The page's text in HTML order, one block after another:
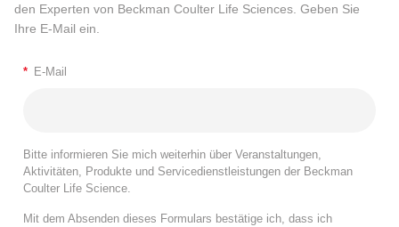
den Experten von Beckman Coulter Life Sciences. Geben Sie
Ihre E-Mail ein.
* E-Mail
Bitte informieren Sie mich weiterhin über Veranstaltungen,
Aktivitäten, Produkte und Servicedienstleistungen der Beckman
Coulter Life Science.
Mit dem Absenden dieses Formulars bestätige ich, dass ich